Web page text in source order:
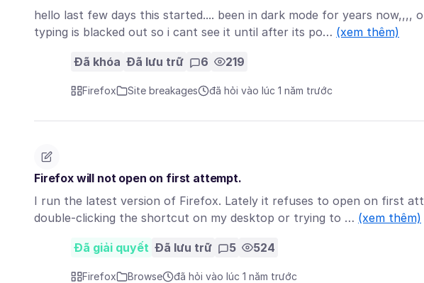
hello last few days this started.... been in dark mode for years now,,,,
typing is blacked out so i cant see it until after its po… (xem thêm)
Đã khóa Đã lưu trữ 6 219
Firefox Site breakages đã hỏi vào lúc 1 năm trước
Firefox will not open on first attempt.
I run the latest version of Firefox. Lately it refuses to open on first
double-clicking the shortcut on my desktop or trying to … (xem thêm)
Đã giải quyết Đã lưu trữ 5 524
Firefox Browse đã hỏi vào lúc 1 năm trước